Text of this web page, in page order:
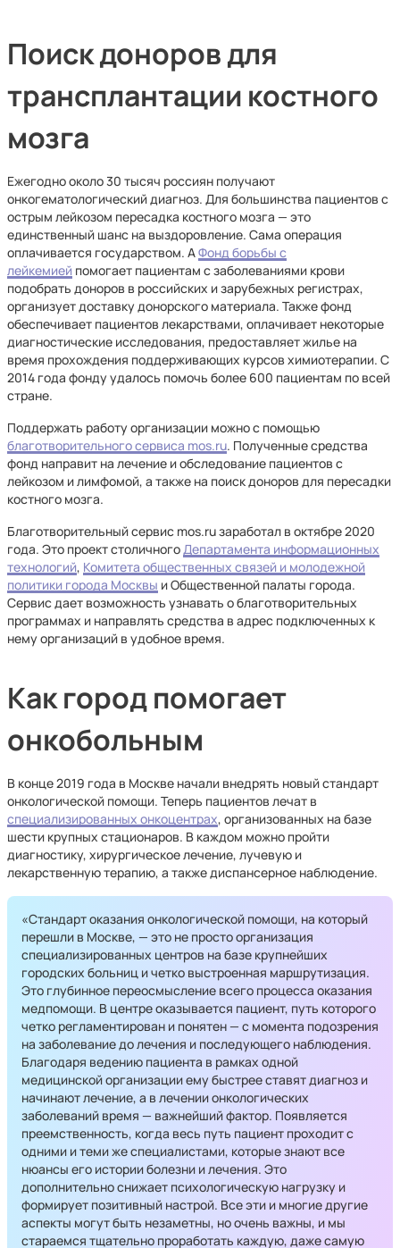
Поиск доноров для
трансплантации костного
мозга
Ежегодно около 30 тысяч россиян получают
онкогематологический диагноз. Для большинства пациентов с
острым лейкозом пересадка костного мозга — это
единственный шанс на выздоровление. Сама операция
оплачивается государством. АФонд борьбы с
лейкемией помогает пациентам с заболеваниями крови
подобрать доноров в российских и зарубежных регистрах,
организует доставку донорского материала. Также фонд
обеспечивает пациентов лекарствами, оплачивает некоторые
диагностические исследования, предоставляет жилье на
время прохождения поддерживающих курсов химиотерапии. С
2014 года фонду удалось помочь более 600 пациентам по всей
стране.
Поддержать работу организации можно с помощью
благотворительного сервиса mos.ru. Полученные средства
фонд направит на лечение и обследование пациентов с
лейкозом и лимфомой, а также на поиск доноров для пересадки
костного мозга.
Благотворительный сервис mos.ru заработал в октябре 2020
года. Это проект столичногоДепартамента информационных
технологий, Комитета общественных связей и молодежной
политики города Москвы и Общественной палаты города.
Сервис дает возможность узнавать о благотворительных
программах и направлять средства в адрес подключенных к
нему организаций в удобное время.
Как город помогает
онкобольным
В конце 2019 года в Москве начали внедрять новый стандарт
онкологической помощи. Теперь пациентов лечат в
специализированных онкоцентрах, организованных на базе
шести крупных стационаров. В каждом можно пройти
диагностику, хирургическое лечение, лучевую и
лекарственную терапию, а также диспансерное наблюдение.
«Стандарт оказания онкологической помощи, на который
перешли в Москве, — это не просто организация
специализированных центров на базе крупнейших
городских больниц и четко выстроенная маршрутизация.
Это глубинное переосмысление всего процесса оказания
медпомощи. В центре оказывается пациент, путь которого
четко регламентирован и понятен — с момента подозрения
на заболевание до лечения и последующего наблюдения.
Благодаря ведению пациента в рамках одной
медицинской организации ему быстрее ставят диагноз и
начинают лечение, а в лечении онкологических
заболеваний время — важнейший фактор. Появляется
преемственность, когда весь путь пациент проходит с
одними и теми же специалистами, которые знают все
нюансы его истории болезни и лечения. Это
дополнительно снижает психологическую нагрузку и
формирует позитивный настрой. Все эти и многие другие
аспекты могут быть незаметны, но очень важны, и мы
стараемся тщательно проработать каждую, даже самую